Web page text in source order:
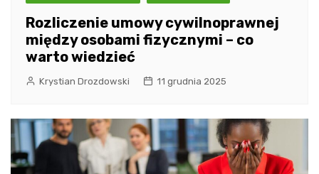
Rozliczenie umowy cywilnoprawnej
między osobami fizycznymi – co
warto wiedzieć
Krystian Drozdowski 11 grudnia 2025